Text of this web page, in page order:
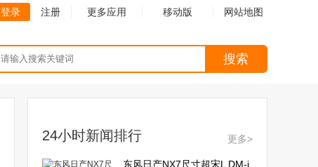
登录 注册 更多应用 移动版 网站地图
搜索
24小时新闻排行 更多>
东风日产NX7尺寸超宋L DM-i